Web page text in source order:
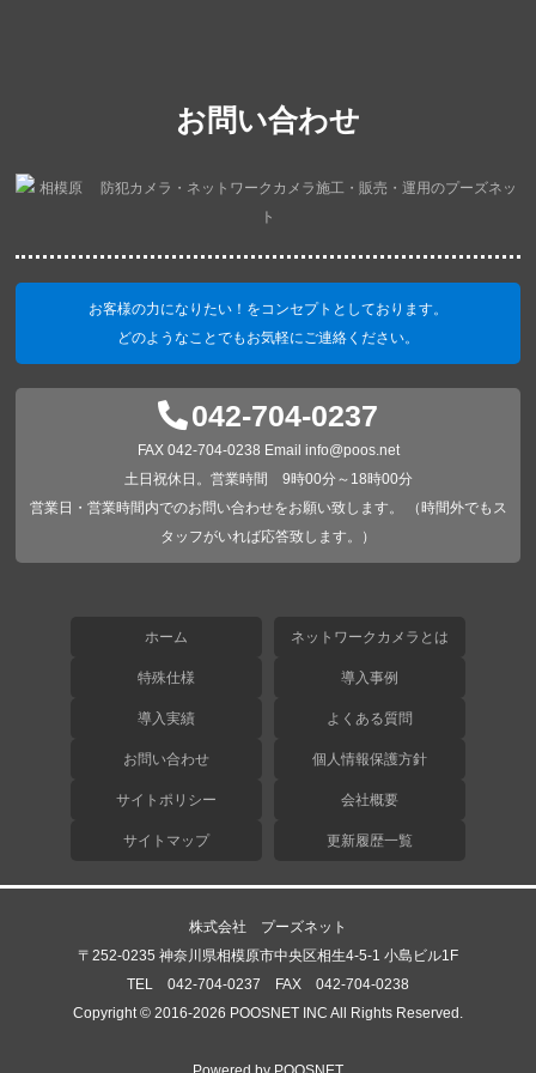
お問い合わせ
お客様の力になりたい！をコンセプトとしております。
どのようなことでもお気軽にご連絡ください。
042-704-0237
FAX 042-704-0238 Email info@poos.net
土日祝休日。営業時間 9時00分～18時00分
営業日・営業時間内でのお問い合わせをお願い致します。 （時間外でもス
タッフがいれば応答致します。）
ホーム ネットワークカメラとは
特殊仕様 導入事例
導入実績 よくある質問
お問い合わせ 個人情報保護方針
サイトポリシー 会社概要
サイトマップ 更新履歴一覧
株式会社 プーズネット
〒252-0235 神奈川県相模原市中央区相生4-5-1 小島ビル1F
TEL 042-704-0237 FAX 042-704-0238
Copyright © 2016-2026 POOSNET INC All Rights Reserved.